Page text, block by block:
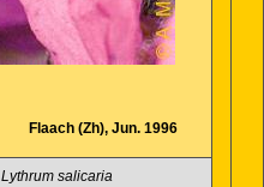
Flaach (Zh), Jun. 1996
Lythrum salicaria